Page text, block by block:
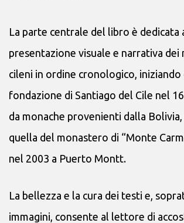
La parte centrale del libro è dedicata
presentazione visuale e narrativa dei
cileni in ordine cronologico, iniziando
fondazione di Santiago del Cile nel
da monache provenienti dalla
quella del monastero di “Monte
nel 2003 a Puerto Montt.
La bellezza e la cura dei testi e,
immagini, consente al lettore di